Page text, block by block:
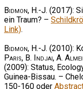
Bidmon, H.-J. (2017):
ein Traum? –
Link).
Bidmon, H.-J. (2010):
Paris, B. Indjai, A.
(2009): Status,
Guinea-Bissau. –
150-160 oder